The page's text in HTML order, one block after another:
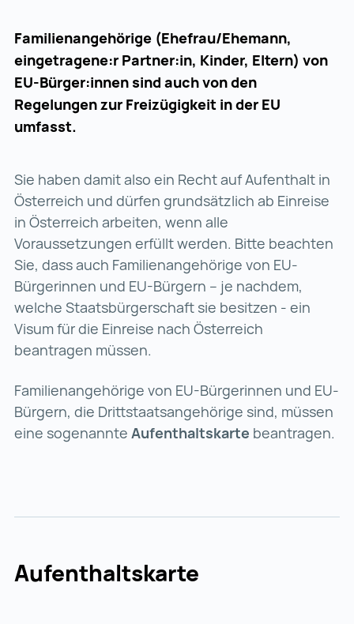
Familienangehörige (Ehefrau/Ehemann,
eingetragene:r Partner:in, Kinder, Eltern) von
EU-Bürger:innen sind auch von den
Regelungen zur Freizügigkeit in der EU
umfasst.
Sie haben damit also ein Recht auf Aufenthalt in
Österreich und dürfen grundsätzlich ab Einreise
in Österreich arbeiten, wenn alle
Voraussetzungen erfüllt werden. Bitte beachten
Sie, dass auch Familienangehörige von EU-
Bürgerinnen und EU-Bürgern – je nachdem,
welche Staatsbürgerschaft sie besitzen - ein
Visum für die Einreise nach Österreich
beantragen müssen.
Familienangehörige von EU-Bürgerinnen und EU-
Bürgern, die Drittstaatsangehörige sind, müssen
eine sogenannte Aufenthaltskarte beantragen.
Aufenthaltskarte